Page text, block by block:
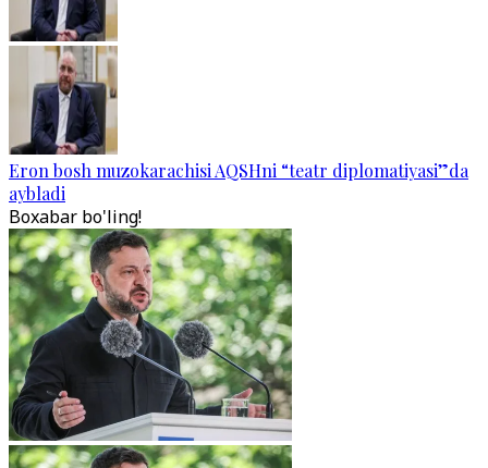
Eron bosh muzokarachisi AQSHni “teatr diplomatiyasi”da
aybladi
Boxabar bo'ling!